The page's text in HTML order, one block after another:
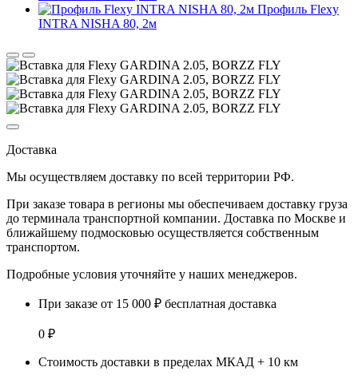
Профиль Flexy
INTRA NISHA 80, 2м
Доставка
Мы осуществляем доставку по всей территории РФ.
При заказе товара в регионы мы обеспечиваем доставку груза
до терминала транспортной компании. Доставка по Москве и
ближайшему подмосковью осуществляется собственным
транспортом.
Подробные условия уточняйте у наших менеджеров.
При заказе от 15 000 ₽ бесплатная доставка
0 ₽
Стоимость доставки в пределах МКАД + 10 км